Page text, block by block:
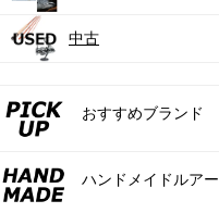
中古
おすすめブランド
ハンドメイドルアー